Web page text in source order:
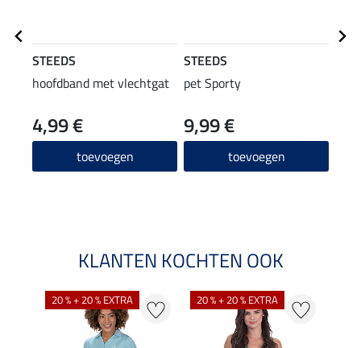
STEEDS
hoofdband met vlechtgat
4,99 €
toevoegen
STEEDS
pet Sporty
9,99 €
toevoegen
KLANTEN KOCHTEN OOK
20 % + 20 % EXTRA 20 % + 20 % EXTRA